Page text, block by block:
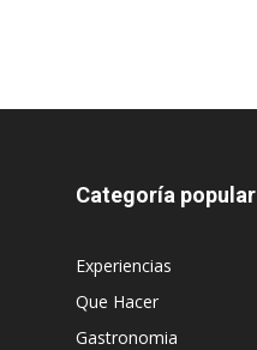
Categoría popular
Experiencias
Que Hacer
Gastronomia